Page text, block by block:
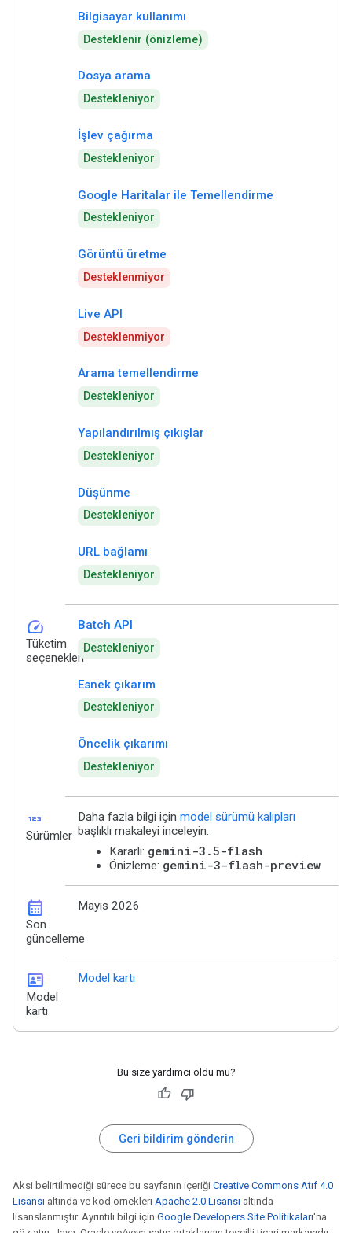
Bilgisayar kullanımı
Desteklenir (önizleme)
Dosya arama
Destekleniyor
İşlev çağırma
Destekleniyor
Google Haritalar ile Temellendirme
Destekleniyor
Görüntü üretme
Desteklenmiyor
Live API
Desteklenmiyor
Arama temellendirme
Destekleniyor
Yapılandırılmış çıkışlar
Destekleniyor
Düşünme
Destekleniyor
URL bağlamı
Destekleniyor
speed
Tüketim
seçenekleri
Batch API
Destekleniyor
Esnek çıkarım
Destekleniyor
Öncelik çıkarımı
Destekleniyor
123
Sürümler
Daha fazla bilgi için model sürümü kalıpları
başlıklı makaleyi inceleyin.
Kararlı: gemini-3.5-flash
Önizleme: gemini-3-flash-preview
calendar_month
Son
güncelleme
Mayıs 2026
id_card
Model
kartı
Model kartı
Bu size yardımcı oldu mu?
Geri bildirim gönderin
Aksi belirtilmediği sürece bu sayfanın içeriği Creative Commons Atıf 4.0
Lisansı altında ve kod örnekleri Apache 2.0 Lisansı altında
lisanslanmıştır. Ayrıntılı bilgi için Google Developers Site Politikaları'na